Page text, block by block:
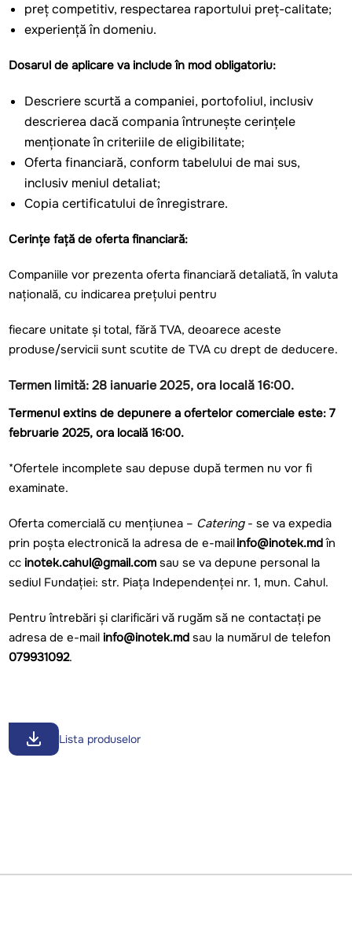
preț competitiv, respectarea raportului preț-calitate;
experiență în domeniu.
Dosarul de aplicare va include în mod obligatoriu:
Descriere scurtă a companiei, portofoliul, inclusiv
descrierea dacă compania întrunește cerințele
menționate în criteriile de eligibilitate;
Oferta financiară, conform tabelului de mai sus,
inclusiv meniul detaliat;
Copia certificatului de înregistrare.
Cerințe față de oferta financiară:
Companiile vor prezenta oferta financiară detaliată, în valuta
naţională, cu indicarea prețului pentru
fiecare unitate și total, fără TVA, deoarece aceste
produse/servicii sunt scutite de TVA cu drept de deducere.
Termen limită:28 ianuarie 2025, ora locală 16:00.
Termenul extins de depunere a ofertelor comerciale este: 7
februarie 2025, ora locală 16:00.
*Ofertele incomplete sau depuse după termen nu vor fi
examinate.
Oferta comercială cu menţiunea – Catering- se va expedia
prin poșta electronică la adresa de e-mailinfo@inotek.mdîn
ccinotek.cahul@gmail.com sau se va depune personal la
sediul Fundației: str. Piața Independenței nr. 1, mun. Cahul.
Pentru întrebări și clarificări vă rugăm să ne contactați pe
adresa de e-mailinfo@inotek.md sau la numărul de telefon
079931092.
Lista produselor